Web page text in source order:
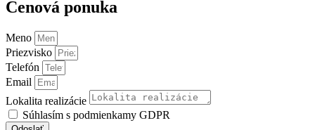
Cenová ponuka
Meno
Priezvisko
Telefón
Email
Lokalita realizácie
Súhlasím s podmienkamy GDPR